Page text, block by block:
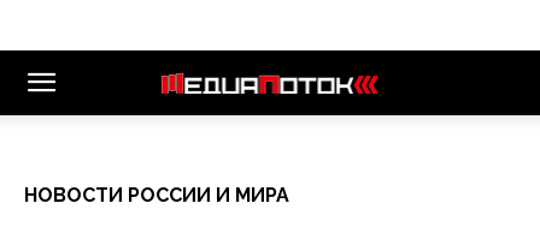
НОВОСТИ РОССИИ И МИРА